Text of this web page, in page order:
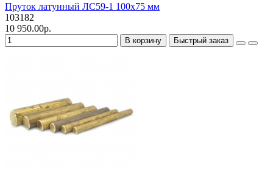
Пруток латунный ЛС59-1 100х75 мм
103182
10 950.00р.
В корзину Быстрый заказ